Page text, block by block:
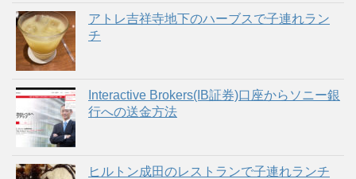
アトレ吉祥寺地下のハーブスで子連れラン
チ
Interactive Brokers(IB証券)口座からソニー銀
行への送金方法
ヒルトン成田のレストランで子連れランチ